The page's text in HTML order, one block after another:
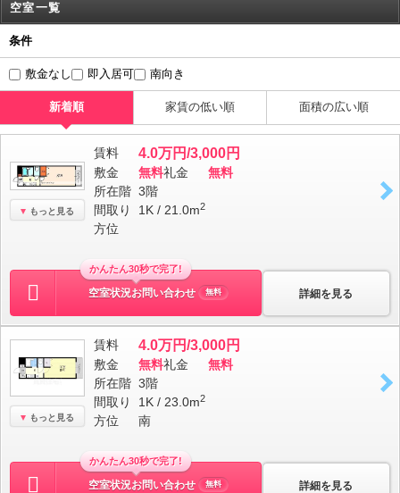
空室一覧
条件
敷金なし 即入居可 南向き
新着順 家賃の低い順 面積の広い順
もっと見る
賃料 4.0万円/3,000円
敷金 無料礼金
無料
所在階 3階
間取り
1K / 21.0m2
方位
詳細を見る
かんたん30秒で完了!
空室状況お問い合わせ 無料
もっと見る
賃料 4.0万円/3,000円
敷金 無料礼金
無料
所在階 3階
間取り
1K / 23.0m2
方位 南
詳細を見る
かんたん30秒で完了!
空室状況お問い合わせ 無料